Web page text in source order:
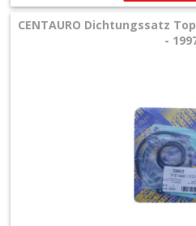
CENTAURO Dichtungssatz
-